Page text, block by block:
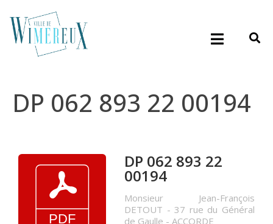
DP 062 893 22 00194
DP 062 893 22
00194
Monsieur Jean-François
DETOUT - 37 rue du Général
de Gaulle - ACCORDE